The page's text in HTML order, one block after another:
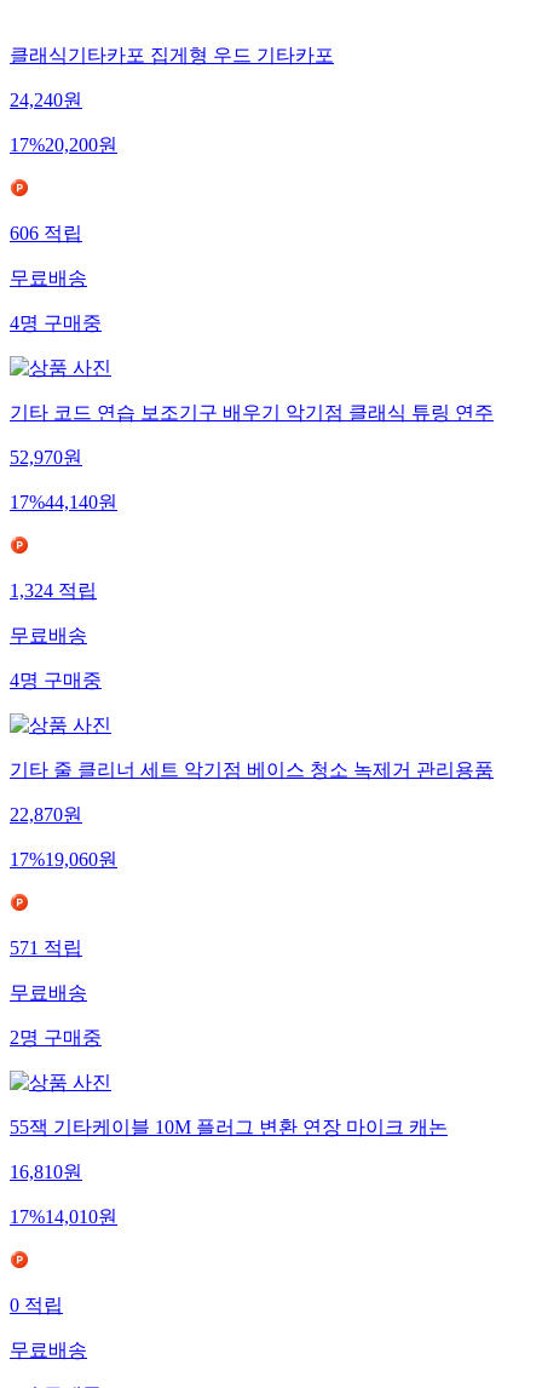
클래식기타카포 집게형 우드 기타카포
24,240원
17%20,200원
606적립
무료배송
4명구매중
기타 코드 연습 보조기구 배우기 악기점 클래식 튜링 연주
52,970원
17%44,140원
1,324적립
무료배송
4명구매중
기타 줄 클리너 세트 악기점 베이스 청소 녹제거 관리용품
22,870원
17%19,060원
571적립
무료배송
2명구매중
55잭 기타케이블 10M 플러그 변환 연장 마이크 캐논
16,810원
17%14,010원
0적립
무료배송